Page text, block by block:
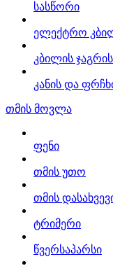
სასწორი
ელექტრო
კბილის
კანის და
თმის მოვლა
ფენი
თმის უთო
თმის
ტრიმერი
წვერსაპარსი